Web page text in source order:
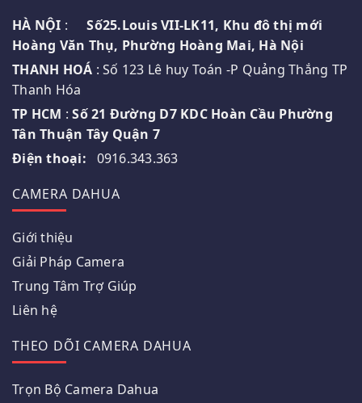
HÀ NỘI :
Số25.Louis VII-LK11, Khu đô thị mới
Hoàng Văn Thụ, Phường Hoàng Mai, Hà Nội
THANH HOÁ : Số 123 Lê huy Toán -P Quảng Thắng TP
Thanh Hóa
TP HCM :Số 21 Đường D7 KDC Hoàn Cầu Phường
Tân Thuận Tây Quận 7
Điện thoại: 0916.343.363
CAMERA DAHUA
Giới thiệu
Giải Pháp Camera
Trung Tâm Trợ Giúp
Liên hệ
THEO DÕI CAMERA DAHUA
Trọn Bộ Camera Dahua